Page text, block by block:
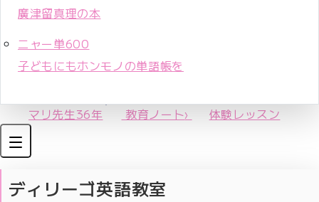
廣津留真理の本
ニャー単600
子どもにもホンモノの単語帳を
マリ先生36年 教育ノート› 体験レッスン
ディリーゴ英語教室